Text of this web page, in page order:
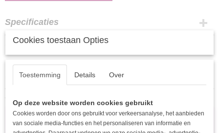
Specificaties
EAN code
Omschrijving
Kralenketting met kleurrijke kralen
Ook interessant
Cookies toestaan Opties
Toestemming Details Over
Op deze website worden cookies gebruikt
Cookies worden door ons gebruikt voor verkeersanalyse, het aanbieden
van sociale media-functies en het personaliseren van informatie en